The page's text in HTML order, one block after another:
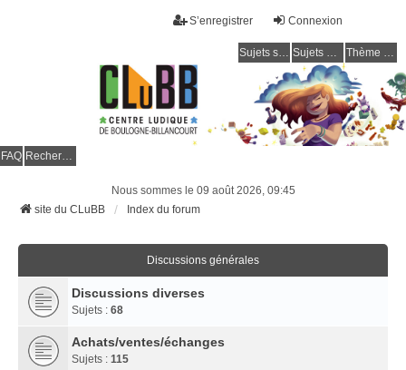
Connexion
S’enregistrer
Sujets sans réponse Sujets actifs Thème clair / foncé
FAQ Rechercher
Nous sommes le 09 août 2026, 09:45
site du CLuBB
Index du forum
Discussions générales
Discussions diverses
Sujets : 68
Achats/ventes/échanges
Sujets : 115